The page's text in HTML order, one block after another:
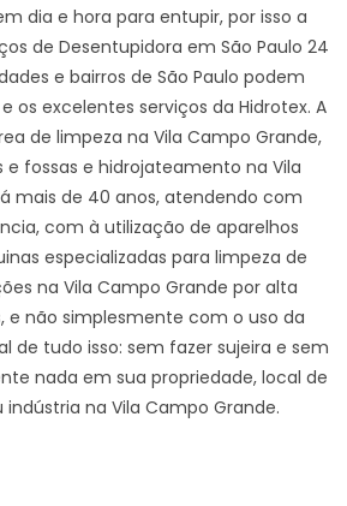
dia e hora para entupir, por isso a
de Desentupidora em São Paulo 24
e bairros de São Paulo podem
os excelentes serviços da Hidrotex. A
de limpeza na Vila Campo Grande,
e fossas e hidrojateamento na Vila
mais de 40 anos, atendendo com
com à utilização de aparelhos
especializadas para limpeza de
na Vila Campo Grande por alta
e não simplesmente com o uso da
de tudo isso: sem fazer sujeira e sem
nada em sua propriedade, local de
na Vila Campo Grande.